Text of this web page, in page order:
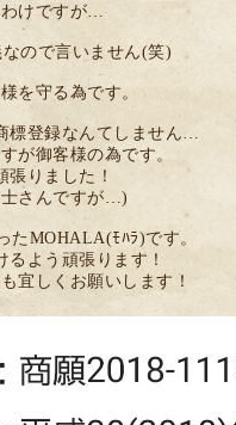
けですが…
ので言いません(笑)
を守る為です。
標登録なんてしません…
が御客様の為です。
張りました！
さんですが…)
たMOHALA(ﾓﾊﾗ)です。
るよう頑張ります！
宜しくお願いします！